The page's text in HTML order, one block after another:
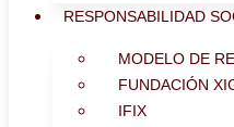
RESPONSABILIDAD
MODELO DE
FUNDACIÓN
IFIX